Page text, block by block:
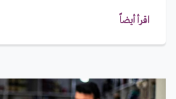
اقرأ أيضاً